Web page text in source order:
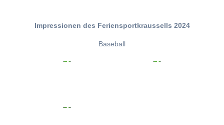
Impressionen des Feriensportkraussells 2024
Baseball